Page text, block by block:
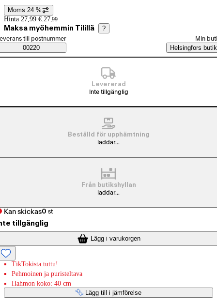
Prisinformation
Moms 24 %
Hinta 27,99 €. 27,99
Maksa myöhemmin Tilillä ?
Saatavuustiedot
beställningssätt
till postnummer
00220
Min
Helsingfors butik
Levererad
Inte tillgänglig
Beställd för upphämtning
laddar...
Från butikshyllan
laddar...
Kan skickas0 st
tillgänglig
Lägg i varukorgen
TikTokista tuttu!
Pehmoinen ja puristeltava
Hahmon koko: 40 cm
Lägg till i jämförelse